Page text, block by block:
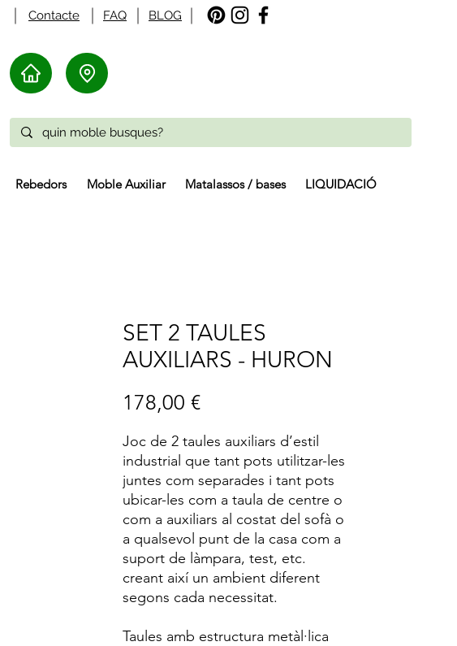
FAQ
Contacte BLOG
Rebedors Moble Auxiliar Matalassos / bases LIQUIDACIÓ
SET 2 TAULES
AUXILIARS - HURON
178,00 €Price
Joc de 2 taules auxiliars d’estil
industrial que tant pots utilitzar-les
juntes com separades i tant pots
ubicar-les com a taula de centre o
com a auxiliars al costat del sofà o
a qualsevol punt de la casa com a
suport de làmpara, test, etc.
creant així un ambient diferent
segons cada necessitat.
Taules amb estructura metàl·lica